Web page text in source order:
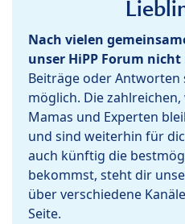
Nach vielen
unser HiPP Forum
Beiträge oder
möglich. Die
Mamas und Experten
und sind weiterhin für
auch künftig die
bekommst, steht dir
über verschiedene
Seite.